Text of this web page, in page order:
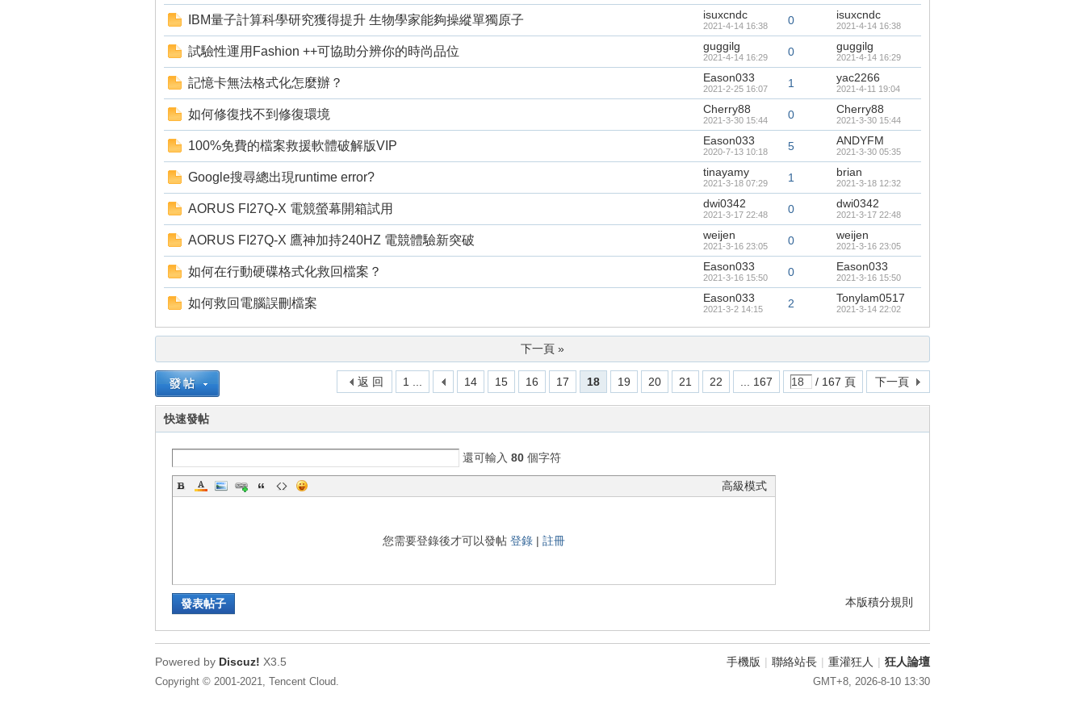
論
】
IBM量子計算科學研究獲得提升 生物學家能夠操縱單獨原子 isuxcndc
2021-4-14 16:38 0 isuxcndc
2021-4-14 16:38
試驗性運用Fashion ++可協助分辨你的時尚品位 guggilg
2021-4-14 16:29 0 guggilg
2021-4-14 16:29
記憶卡無法格式化怎麼辦？ Eason033
2021-2-25 16:07 1 yac2266
2021-4-11 19:04
如何修復找不到修復環境 Cherry88
2021-3-30 15:44 0 Cherry88
2021-3-30 15:44
100%免費的檔案救援軟體破解版VIP Eason033
2020-7-13 10:18 5 ANDYFM
2021-3-30 05:35
Google搜尋總出現runtime error? tinayamy
2021-3-18 07:29 1 brian
2021-3-18 12:32
AORUS FI27Q-X 電競螢幕開箱試用 dwi0342
2021-3-17 22:48 0 dwi0342
2021-3-17 22:48
AORUS FI27Q-X 鷹神加持240HZ 電競體驗新突破 weijen
2021-3-16 23:05 0 weijen
2021-3-16 23:05
如何在行動硬碟格式化救回檔案？ Eason033
2021-3-16 15:50 0 Eason033
2021-3-16 15:50
如何救回電腦誤刪檔案 Eason033
2021-3-2 14:15 2 Tonylam0517
2021-3-14 22:02
下一頁 »
1 ... 14 15 16 17 18 19 20 21 22 ... 167 / 167 頁 下一頁
返 回
快速發帖
還可輸入 80 個字符
高級模式
您需要登錄後才可以發帖 登錄 | 註冊
本版積分規則
發表帖子
手機版 | 聯絡站長 | 重灌狂人 | 狂人論壇
GMT+8, 2026-8-10 13:30
Powered by Discuz! X3.5
Copyright © 2001-2021, Tencent Cloud.